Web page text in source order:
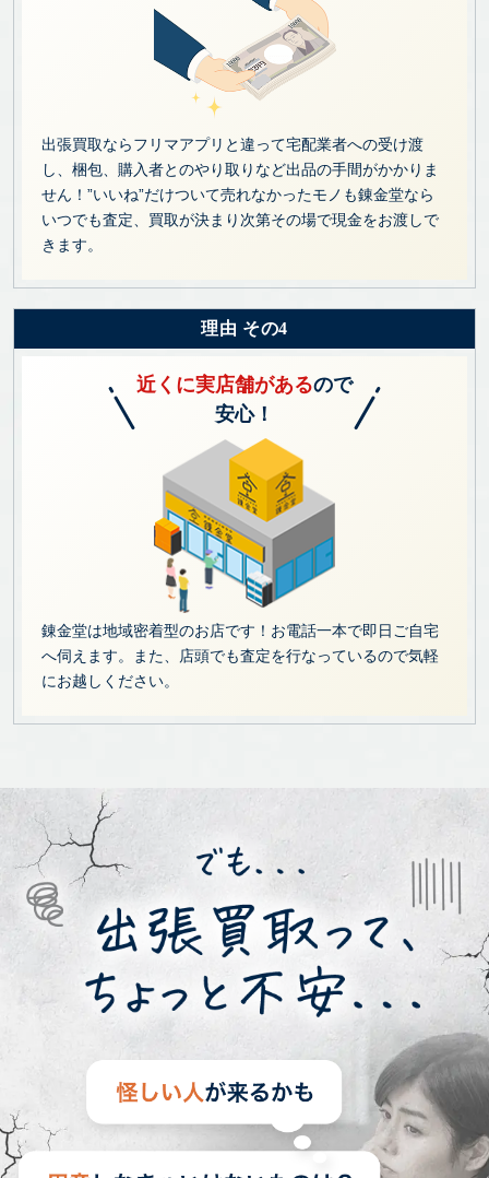
出張買取ならフリマアプリと違って宅配業者への受け渡
し、梱包、購入者とのやり取りなど出品の手間がかかりま
せん！”いいね”だけついて売れなかったモノも錬金堂なら
いつでも査定、買取が決まり次第その場で現金をお渡しで
きます。
理由 その4
近くに実店舗があるので
安心！
錬金堂は地域密着型のお店です！お電話一本で即日ご自宅
へ伺えます。また、店頭でも査定を行なっているので気軽
にお越しください。